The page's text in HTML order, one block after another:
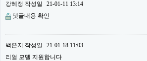
강혜정 작성일
21-01-11 13:14
댓글내용 확인
백은지 작성일
21-01-18 11:03
리얼 모델 지원합니다